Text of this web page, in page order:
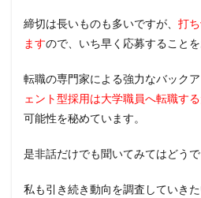
締切は長いものも多いですが、 打
ますので、いち早く応募することを
転職の専門家による強力なバック
ェント型採用は大学職員へ転職す
可能性を秘めています。
是非話だけでも聞いてみてはどうで
私も引き続き動向を調査していきた